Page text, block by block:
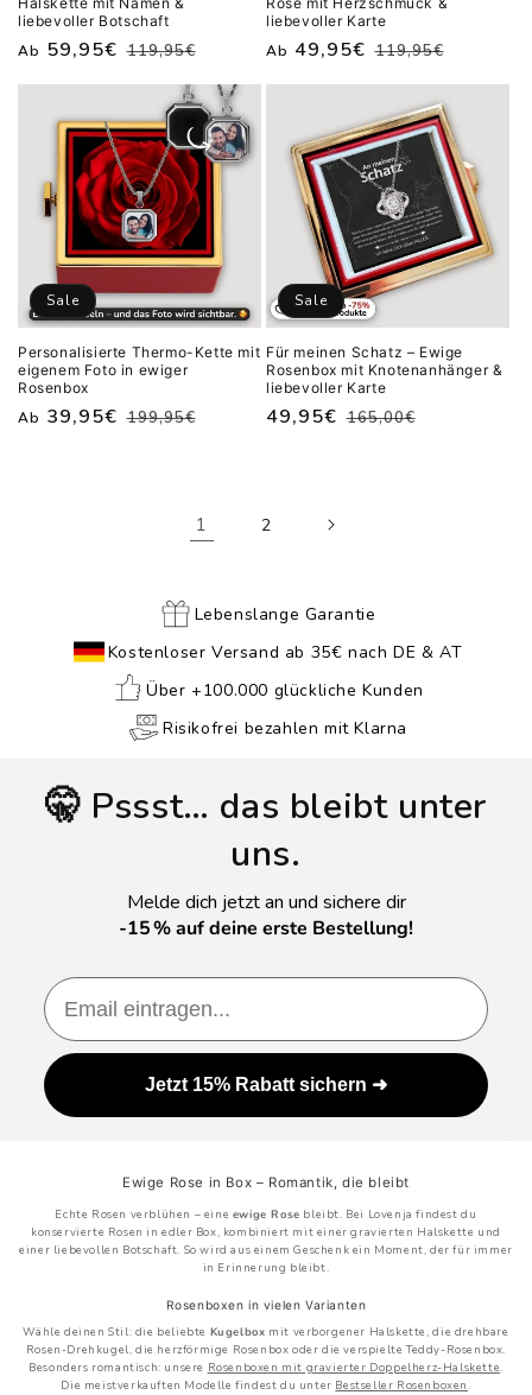
liebevoller Botschaft
Normaler
Preis
119,95€
Verkaufspreis
Ab 59,95€
liebevoller Karte
Normaler
Preis
119,95€
Verkaufspreis
Ab 49,95€
Sale
Personalisierte Thermo-Kette mit
eigenem Foto in ewiger
Rosenbox
Normaler
199,95€
Verkaufspreis
Ab 39,95€
Sale
Für meinen Schatz – Ewige
Rosenbox mit Knotenanhänger &
liebevoller Karte
Normaler165,00€
Verkaufspreis
49,95€
1 2
Lebenslange Garantie
Kostenloser Versand ab 35€ nach DE & AT
Über +100.000 glückliche Kunden
Risikofrei bezahlen mit Klarna
🤫 Pssst… das bleibt unter
uns.
Melde dich jetzt an und sichere dir
-15 % auf deine erste Bestellung!
Email
Jetzt 15% Rabatt sichern ➜
Ewige Rose in Box – Romantik, die bleibt
Echte Rosen verblühen – eine ewige Rose bleibt. Bei Lovenja findest du
konservierte Rosen in edler Box, kombiniert mit einer gravierten Halskette und
einer liebevollen Botschaft. So wird aus einem Geschenk ein Moment, der für immer
in Erinnerung bleibt.
Rosenboxen in vielen Varianten
Wähle deinen Stil: die beliebte Kugelbox mit verborgener Halskette, die drehbare
Rosen-Drehkugel, die herzförmige Rosenbox oder die verspielte Teddy-Rosenbox.
Besonders romantisch: unsere Rosenboxen mit gravierter Doppelherz-Halskette.
Die meistverkauften Modelle findest du unter Bestseller Rosenboxen.